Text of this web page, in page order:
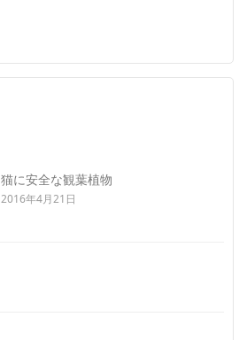
猫に安全な観葉植物
2016年4月21日